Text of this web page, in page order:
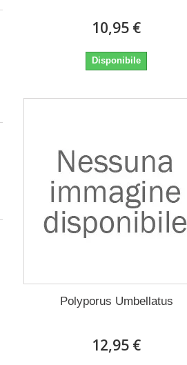
10,95 €
Disponibile
Polyporus Umbellatus
12,95 €